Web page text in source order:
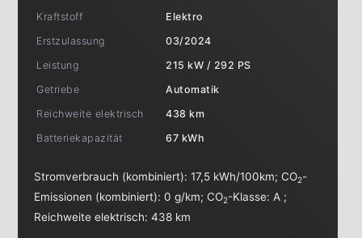
Kraftstoff
Elektro
Erstzulassung
03/2024
Leistung
215 kW / 292 PS
Getriebe
Automatik
Reichweite elektrisch
438 km
Batteriekapazität
67 kWh
Stromverbrauch (kombiniert):17,5 kWh/100km;CO2-
Emissionen (kombiniert):0 g/km;CO2-Klasse:A ;
Reichweite elektrisch:438 km